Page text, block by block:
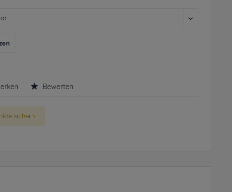
Bewerten
sichern